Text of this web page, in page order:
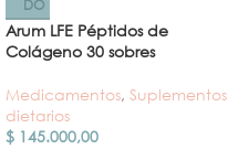
DO
Arum LFE Péptidos de
Colágeno 30 sobres
Medicamentos, Suplementos
dietarios
$ 145.000,00